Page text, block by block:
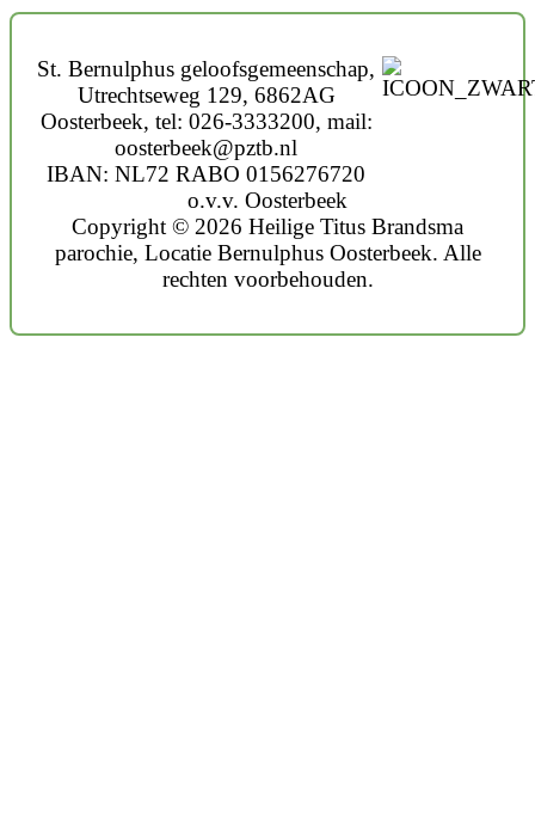
St. Bernulphus geloofsgemeenschap,
Utrechtseweg 129, 6862AG
Oosterbeek, tel: 026-3333200, mail:
oosterbeek@pztb.nl
IBAN: NL72 RABO 0156276720
o.v.v. Oosterbeek
Copyright © 2026 Heilige Titus Brandsma
parochie, Locatie Bernulphus Oosterbeek. Alle
rechten voorbehouden.